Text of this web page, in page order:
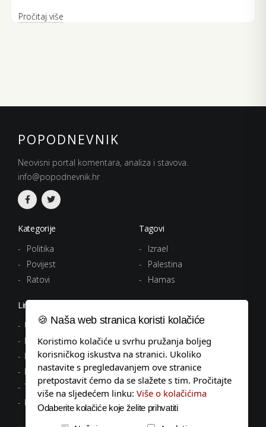
Pročitaj više
POPODNEVNIK
Neovisni portal komentara, analiza i stavova.
info@popodnevnik.hr
Kategorije
Politika
Povijest
Ratovi
Tagovi
Izrael
Palestina
Hamas
Linkovi
Uvjeti korištenja
Politika privatnosti
Pravila o kolačićima
Impressum
Tagovi
Kontakt
🍪 Naša web stranica koristi kolačiće
Koristimo kolačiće u svrhu pružanja boljeg
korisničkog iskustva na stranici. Ukoliko
nastavite s pregledavanjem ove stranice
pretpostavit ćemo da se slažete s tim. Pročitajte
više na sljedećem linku: Više o kolačićima
Odaberite kolačiće koje želite prihvatiti